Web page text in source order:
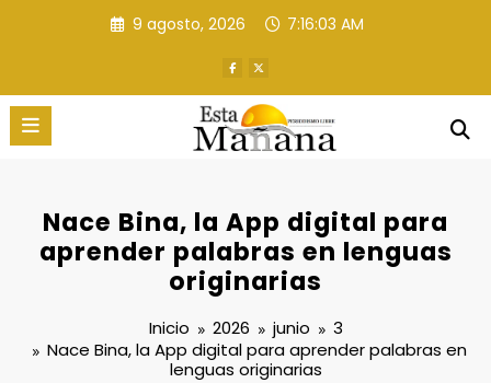
9 agosto, 2026 7:16:04 AM
Nace Bina, la App digital para
aprender palabras en lenguas
originarias
Inicio 2026 junio
3
Nace Bina, la App digital para aprender palabras en
lenguas originarias